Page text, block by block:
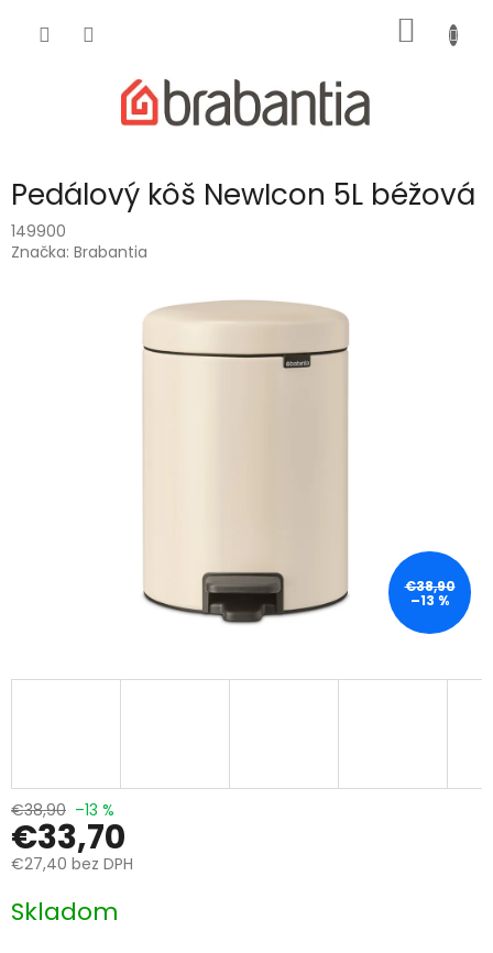
KOŠÍK
Pedálový kôš NewIcon 5L béžová
149900
Značka: Brabantia
€38,90
–13 %
€38,90 –13 %
€33,70
€27,40 bez DPH
cena:
Skladom